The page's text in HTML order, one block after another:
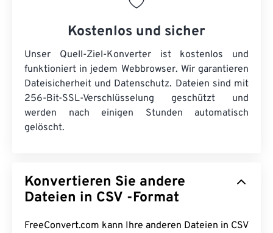
Kostenlos und sicher
Unser Quell-Ziel-Konverter ist kostenlos und
funktioniert in jedem Webbrowser. Wir garantieren
Dateisicherheit und Datenschutz. Dateien sind mit
256-Bit-SSL-Verschlüsselung geschützt und
werden nach einigen Stunden automatisch
gelöscht.
Konvertieren Sie andere
Dateien in CSV -Format
FreeConvert.com kann Ihre anderen Dateien in CSV